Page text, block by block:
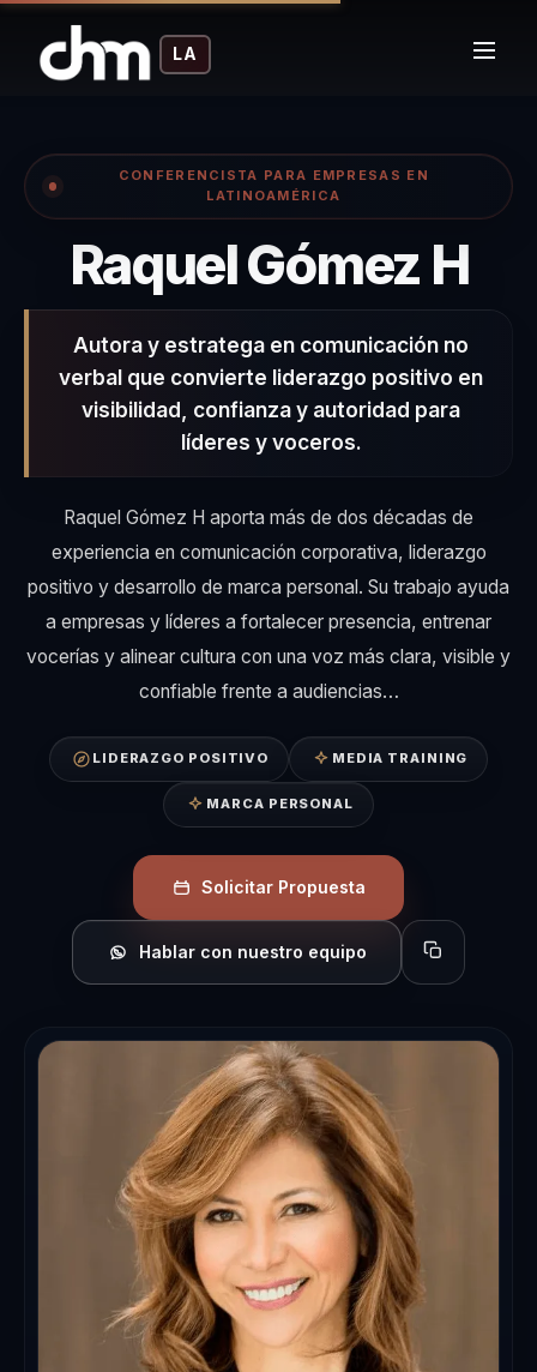
LA
CONFERENCISTA PARA EMPRESAS EN
LATINOAMÉRICA
Raquel Gómez H–
Autora y estratega en comunicación no
verbal que convierte liderazgo positivo en
visibilidad, confianza y autoridad para
líderes y voceros.
Raquel Gómez H aporta más de dos décadas de
experiencia en comunicación corporativa, liderazgo
positivo y desarrollo de marca personal. Su trabajo ayuda
a empresas y líderes a fortalecer presencia, entrenar
vocerías y alinear cultura con una voz más clara, visible y
confiable frente a audiencias…
LIDERAZGO POSITIVO MEDIA TRAINING
MARCA PERSONAL
Solicitar Propuesta
Hablar con nuestro equipo Copiar perfil